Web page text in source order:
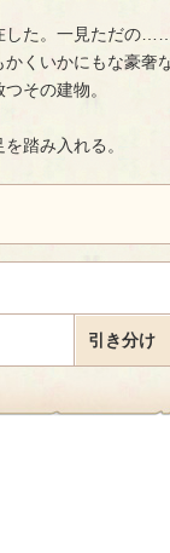
た。一見ただの
くいかにもな豪奢
その建物。
踏み入れる。
引き分け